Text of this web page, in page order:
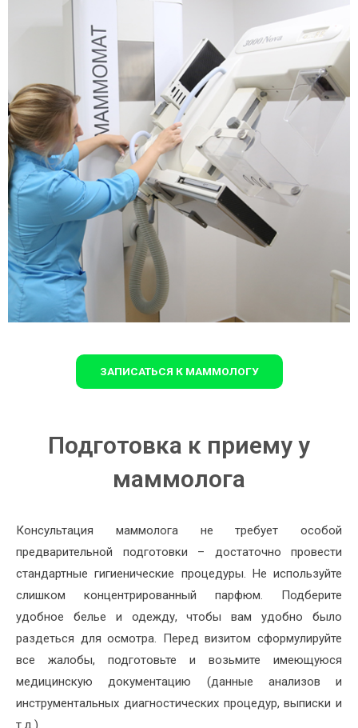
ЗАПИСАТЬСЯ К МАММОЛОГУ
Подготовка к приему у
маммолога
Консультация маммолога не требует особой
предварительной подготовки – достаточно провести
стандартные гигиенические процедуры. Не используйте
слишком концентрированный парфюм. Подберите
удобное белье и одежду, чтобы вам удобно было
раздеться для осмотра. Перед визитом сформулируйте
все жалобы, подготовьте и возьмите имеющуюся
медицинскую документацию (данные анализов и
инструментальных диагностических процедур, выписки и
т.д.).